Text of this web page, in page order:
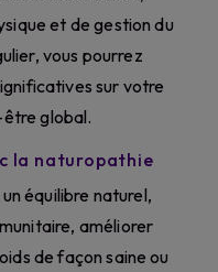
et de gestion du
vous pourrez
sur votre
global.
la naturopathie
équilibre naturel,
améliorer
de façon saine ou